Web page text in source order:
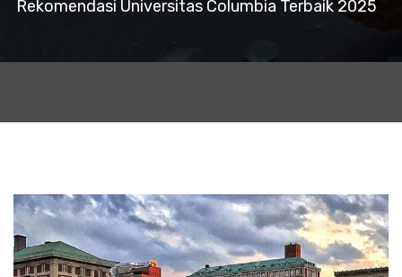
Rekomendasi Universitas Columbia Terbaik 2025